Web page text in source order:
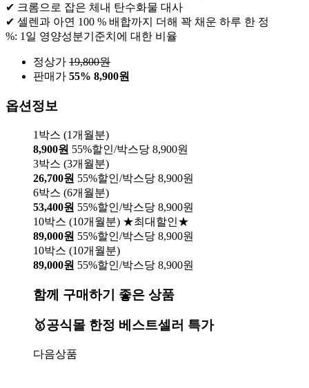
✔ 크롬으로 잡은 체내 탄수화물 대사
✔ 셀렌과 아연 100 % 배합까지 더해 꽉 채운 하루 한 정
%: 1일 영양성분기준치에 대한 비율
정상가 19,800원
판매가 55% 8,900원
옵션정보
1박스 (1개월분)
8,900원 55%할인/박스당 8,900원
3박스 (3개월분)
26,700원 55%할인/박스당 8,900원
6박스 (6개월분)
53,400원 55%할인/박스당 8,900원
10박스 (10개월분) ★최대할인★
89,000원 55%할인/박스당 8,900원
10박스 (10개월분)
89,000원 55%할인/박스당 8,900원
함께 구매하기 좋은 상품
🥇공식몰 한정 베스트셀러 특가
다음상품